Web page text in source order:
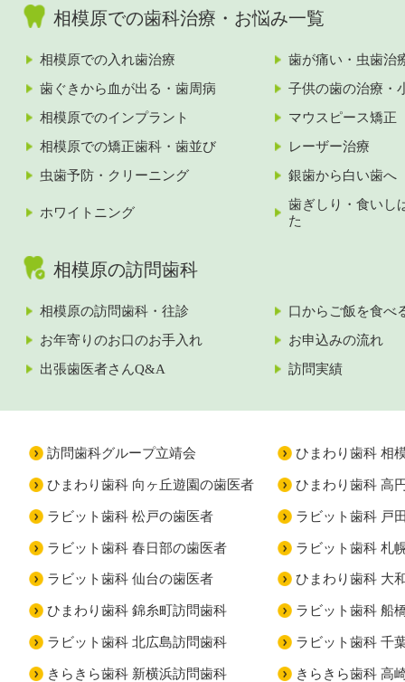
相模原での歯科治療・お悩み一覧
相模原での入れ歯治療
歯が痛い・虫歯治
歯ぐきから血が出る・歯周病
子供の歯の治療・
相模原でのインプラント
マウスピース矯正
相模原での矯正歯科・歯並び
レーザー治療
虫歯予防・クリーニング
銀歯から白い歯へ
ホワイトニング
歯ぎしり・食いし
た
相模原の訪問歯科
相模原の訪問歯科・往診
口からご飯を食べ
お年寄りのお口のお手入れ
お申込みの流れ
出張歯医者さんQ&A
訪問実績
訪問歯科グループ立靖会 ひまわり歯科 相
ひまわり歯科 向ヶ丘遊園の歯医者 ひまわり歯科 高
ラビット歯科 松戸の歯医者 ラビット歯科 戸
ラビット歯科 春日部の歯医者 ラビット歯科 札
ラビット歯科 仙台の歯医者 ひまわり歯科 大
ひまわり歯科 錦糸町訪問歯科 ラビット歯科 船
ラビット歯科 北広島訪問歯科 ラビット歯科 千
きらきら歯科 新横浜訪問歯科 きらきら歯科 高